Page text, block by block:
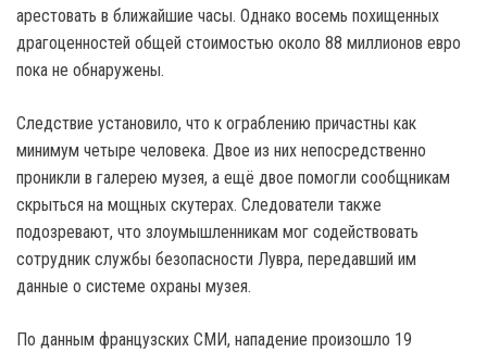
арестовать в ближайшие часы. Однако восемь похищенных
драгоценностей общей стоимостью около 88 миллионов евро
пока не обнаружены.
Следствие установило, что к ограблению причастны как
минимум четыре человека. Двое из них непосредственно
проникли в галерею музея, а ещё двое помогли сообщникам
скрыться на мощных скутерах. Следователи также
подозревают, что злоумышленникам мог содействовать
сотрудник службы безопасности Лувра, передавший им
данные о системе охраны музея.
По данным французских СМИ, нападение произошло 19